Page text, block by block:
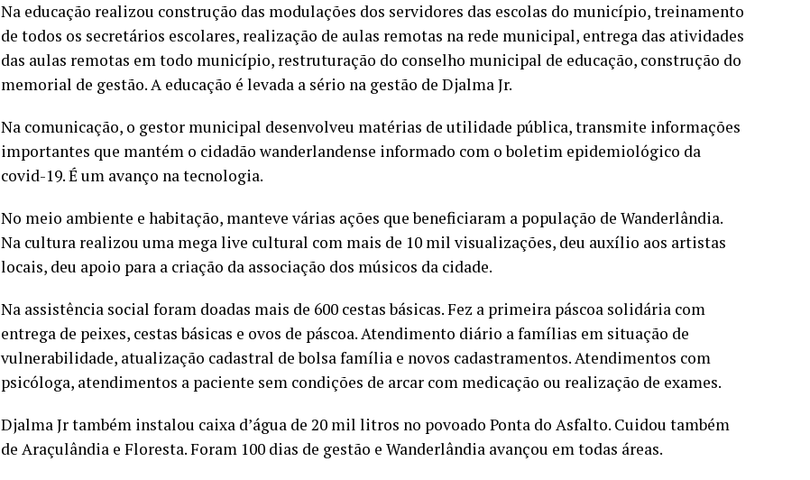
Na educação realizou construção das modulações dos servidores das escolas do município, treinamento
de todos os secretários escolares, realização de aulas remotas na rede municipal, entrega das atividades
das aulas remotas em todo município, restruturação do conselho municipal de educação, construção do
memorial de gestão. A educação é levada a sério na gestão de Djalma Jr.
Na comunicação, o gestor municipal desenvolveu matérias de utilidade pública, transmite informações
importantes que mantém o cidadão wanderlandense informado com o boletim epidemiológico da
covid-19. É um avanço na tecnologia.
No meio ambiente e habitação, manteve várias ações que beneficiaram a população de Wanderlândia.
Na cultura realizou uma mega live cultural com mais de 10 mil visualizações, deu auxílio aos artistas
locais, deu apoio para a criação da associação dos músicos da cidade.
Na assistência social foram doadas mais de 600 cestas básicas. Fez a primeira páscoa solidária com
entrega de peixes, cestas básicas e ovos de páscoa. Atendimento diário a famílias em situação de
vulnerabilidade, atualização cadastral de bolsa família e novos cadastramentos. Atendimentos com
psicóloga, atendimentos a paciente sem condições de arcar com medicação ou realização de exames.
Djalma Jr também instalou caixa d’água de 20 mil litros no povoado Ponta do Asfalto. Cuidou também
de Araçulândia e Floresta. Foram 100 dias de gestão e Wanderlândia avançou em todas áreas.